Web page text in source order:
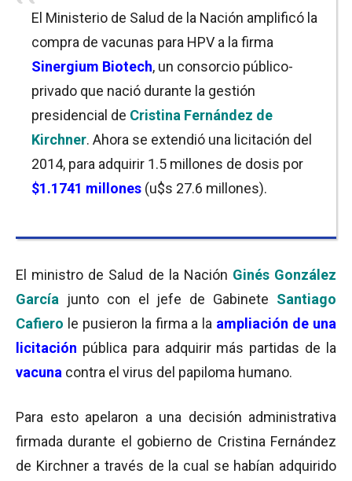
El Ministerio de Salud de la Nación amplificó la
compra de vacunas para HPV a la firma
Sinergium Biotech, un consorcio público-
privado que nació durante la gestión
presidencial de Cristina Fernández de
Kirchner. Ahora se extendió una licitación del
2014, para adquirir 1.5 millones de dosis por
$1.1741 millones (u$s 27.6 millones).
El ministro de Salud de la Nación Ginés González
García junto con el jefe de Gabinete Santiago
Cafiero le pusieron la firma a la ampliación de una
licitación pública para adquirir más partidas de la
vacuna contra el virus del papiloma humano.
Para esto apelaron a una decisión administrativa
firmada durante el gobierno de Cristina Fernández
de Kirchner a través de la cual se habían adquirido